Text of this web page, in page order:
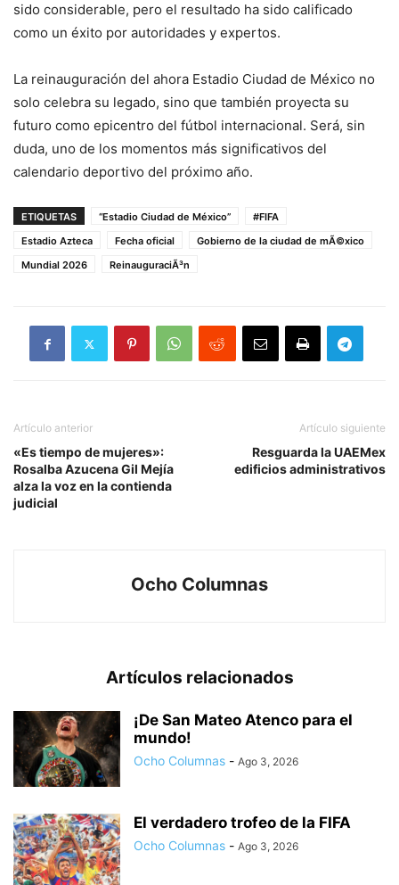
sido considerable, pero el resultado ha sido calificado
como un éxito por autoridades y expertos.
La reinauguración del ahora Estadio Ciudad de México no
solo celebra su legado, sino que también proyecta su
futuro como epicentro del fútbol internacional. Será, sin
duda, uno de los momentos más significativos del
calendario deportivo del próximo año.
ETIQUETAS “Estadio Ciudad de México”
#FIFA
Estadio Azteca
Fecha oficial
Gobierno de la ciudad de mÃ©xico
Mundial 2026
ReinauguraciÃ³n
Artículo anterior
«Es tiempo de mujeres»:
Rosalba Azucena Gil Mejía
alza la voz en la contienda
judicial
Artículo siguiente
Resguarda la UAEMex
edificios administrativos
Ocho Columnas
Artículos relacionados
¡De San Mateo Atenco para el
mundo!
Ocho Columnas - Ago 3, 2026
El verdadero trofeo de la FIFA
Ocho Columnas - Ago 3, 2026